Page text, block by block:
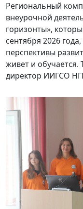
Региональный
внеурочной
горизонты»,
сентября 2026
перспективы
живет и обучается.
директор ИИГСО